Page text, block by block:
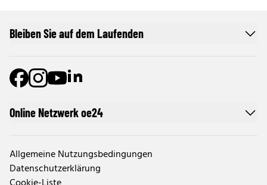
Online Netzwerk oe24
Allgemeine Nutzungsbedingungen
Datenschutzerklärung
Bleiben Sie auf dem Laufenden